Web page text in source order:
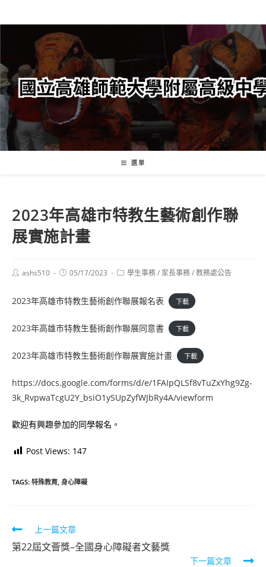
轉
要
內
容
選單
2023年高雄市特教生藝術創作聯
展實施計畫
Postashs510
Post05/17/2023
Post學生事務/ 家長事務/教務處公告
2023年高雄市特教生藝術創作聯展報名表 下載
2023年高雄市特教生藝術創作聯展同意書 下載
2023年高雄市特教生藝術創作聯展實施計畫 下載
https://docs.google.com/forms/d/e/1FAIpQLSf8vTuZxYhg9Zg-
3k_RvpwaTcgU2Y_bsiO1ySUpZyfWJbRy4A/viewform
歡迎有興趣參加的同學報名。
Post Views: 147
TAGS: 特殊教育 身心障礙
Read
more
上一篇文章
第22屆文薈獎–全國身心障礙者文藝獎
下一篇文章